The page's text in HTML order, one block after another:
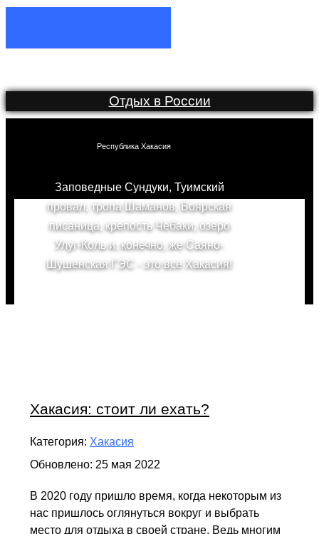
Отдых в России
Республика Хакасия
Заповедные Сундуки, Туимский
провал, тропа Шаманов, Боярская
писаница, крепость Чебаки, озеро
Улуг-Коль и, конечно, же Саяно-
Шушенская ГЭС - это все Хакасия!
Хакасия: стоит ли ехать?
Категория: Хакасия
Обновлено: 25 мая 2022
В 2020 году пришло время, когда некоторым из
нас пришлось оглянуться вокруг и выбрать
место для отдыха в своей стране. Ведь многим